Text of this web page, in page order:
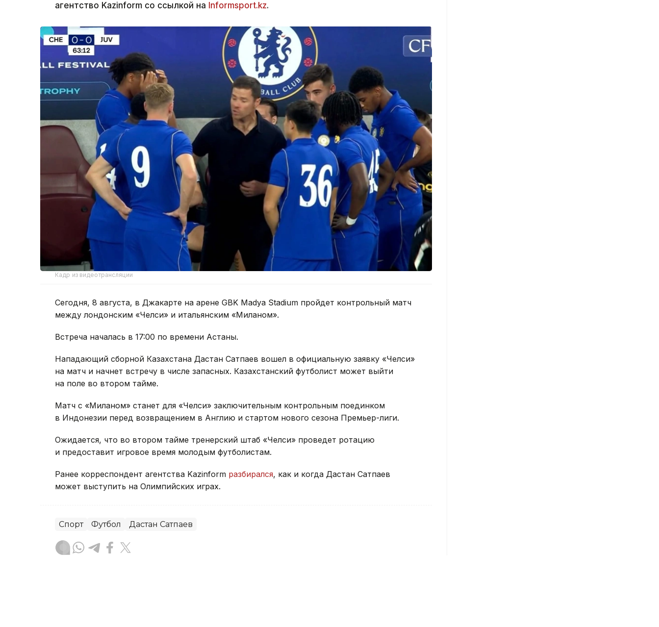
агентство Kazinform со ссылкой на Informsport.kz.
Кадр из видеотрансляции
Сегодня, 8 августа, в Джакарте на арене GBK Madya Stadium пройдет контрольный матч
между лондонским «Челси» и итальянским «Миланом».
Встреча началась в 17:00 по времени Астаны.
Нападающий сборной Казахстана Дастан Сатпаев вошел в официальную заявку «Челси»
на матч и начнет встречу в числе запасных. Казахстанский футболист может выйти
на поле во втором тайме.
Матч с «Миланом» станет для «Челси» заключительным контрольным поединком
в Индонезии перед возвращением в Англию и стартом нового сезона Премьер-лиги.
Ожидается, что во втором тайме тренерский штаб «Челси» проведет ротацию
и предоставит игровое время молодым футболистам.
Ранее корреспондент агентства Kazinform разбирался, как и когда Дастан Сатпаев
может выступить на Олимпийских играх.
Спорт Футбол Дастан Сатпаев